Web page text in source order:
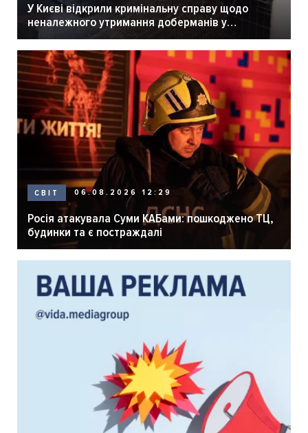
У Києві відкрили кримінальну справу щодо
неналежного утримання доберманів у
розпліднику
СВІТ 06.08.2026 12:29
Росія атакувала Суми КАБами: пошкоджено ТЦ,
будинки та є постраждалі